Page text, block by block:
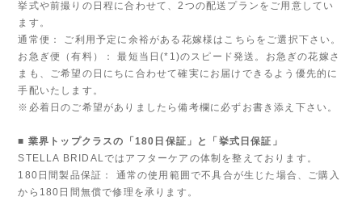
挙式や前撮りの日程に合わせて、2つの配送プランをご用意してい
ます。
通常便： ご利用予定に余裕がある花嫁様はこちらをご選択下さい。
お急ぎ便（有料）： 最短当日(*1)のスピード発送。お急ぎの花嫁さ
まも、ご希望の日にちに合わせて確実にお届けできるよう優先的に
手配いたします。
※必着日のご希望がありましたら備考欄に必ずお書き添え下さい。
■ 業界トップクラスの「180日保証」と「挙式日保証」
STELLA BRIDALではアフターケアの体制を整えております。
180日間製品保証： 通常の使用範囲で不具合が生じた場合、ご購入
から180日間無償で修理を承ります。